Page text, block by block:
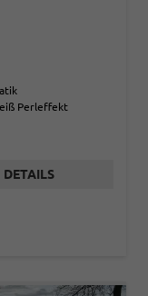
Perleffekt
DETAILS